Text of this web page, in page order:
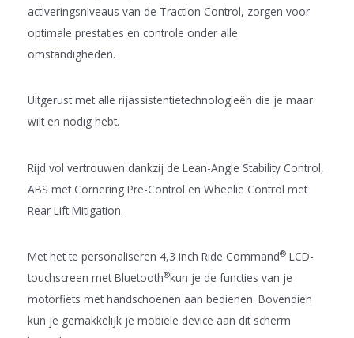
activeringsniveaus van de Traction Control, zorgen voor
optimale prestaties en controle onder alle
omstandigheden.
Uitgerust met alle rijassistentietechnologieën die je maar
wilt en nodig hebt.
Rijd vol vertrouwen dankzij de Lean-Angle Stability Control,
ABS met Cornering Pre-Control en Wheelie Control met
Rear Lift Mitigation.
Met het te personaliseren 4,3 inch Ride Command® LCD-
touchscreen met Bluetooth®kun je de functies van je
motorfiets met handschoenen aan bedienen. Bovendien
kun je gemakkelijk je mobiele device aan dit scherm